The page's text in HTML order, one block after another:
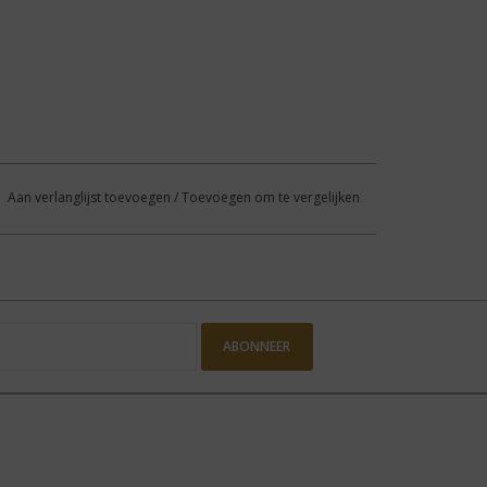
Aan verlanglijst toevoegen /Toevoegen om te vergelijken
ABONNEER